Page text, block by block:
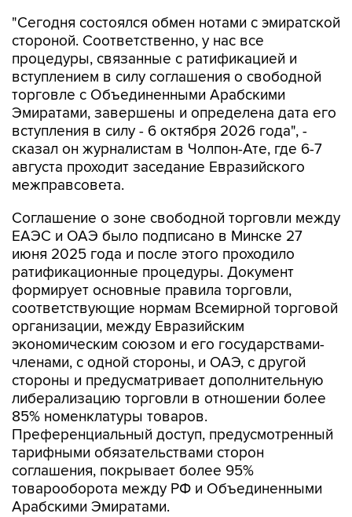
"Сегодня состоялся обмен нотами с эмиратской
стороной. Соответственно, у нас все
процедуры, связанные с ратификацией и
вступлением в силу соглашения о свободной
торговле с Объединенными Арабскими
Эмиратами, завершены и определена дата его
вступления в силу - 6 октября 2026 года", -
сказал он журналистам в Чолпон-Ате, где 6-7
августа проходит заседание Евразийского
межправсовета.
Соглашение о зоне свободной торговли между
ЕАЭС и ОАЭ было подписано в Минске 27
июня 2025 года и после этого проходило
ратификационные процедуры. Документ
формирует основные правила торговли,
соответствующие нормам Всемирной торговой
организации, между Евразийским
экономическим союзом и его государствами-
членами, с одной стороны, и ОАЭ, с другой
стороны и предусматривает дополнительную
либерализацию торговли в отношении более
85% номенклатуры товаров.
Преференциальный доступ, предусмотренный
тарифными обязательствами сторон
соглашения, покрывает более 95%
товарооборота между РФ и Объединенными
Арабскими Эмиратами.